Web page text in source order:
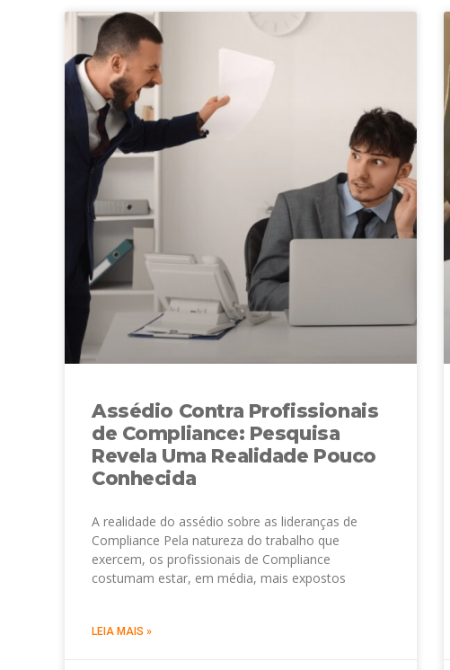
Assédio Contra Profissionais
de Compliance: Pesquisa
Revela Uma Realidade Pouco
Conhecida
A realidade do assédio sobre as lideranças de
Compliance Pela natureza do trabalho que
exercem, os profissionais de Compliance
costumam estar, em média, mais expostos
LEIA MAIS »